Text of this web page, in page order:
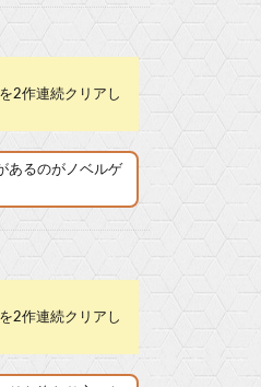
2作連続クリアし
あるのがノベルゲ
2作連続クリアし